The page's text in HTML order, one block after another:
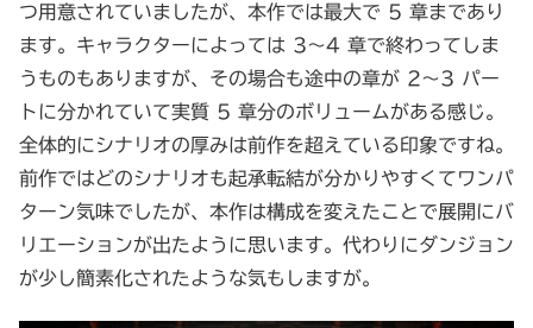
つ用意されていましたが、本作では最大で 5 章まであり
ます。キャラクターによっては 3～4 章で終わってしま
うものもありますが、その場合も途中の章が 2～3 パー
トに分かれていて実質 5 章分のボリュームがある感じ。
全体的にシナリオの厚みは前作を超えている印象ですね。
前作ではどのシナリオも起承転結が分かりやすくてワンパ
ターン気味でしたが、本作は構成を変えたことで展開にバ
リエーションが出たように思います。代わりにダンジョン
が少し簡素化されたような気もしますが。